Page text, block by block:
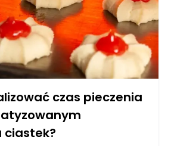
czas pieczenia
ciastek?